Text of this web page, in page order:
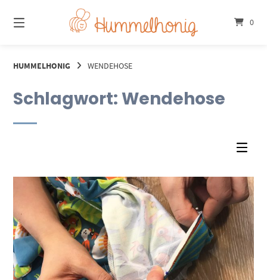
zum
Inhalt
0
HUMMELHONIG WENDEHOSE
Schlagwort:Wendehose